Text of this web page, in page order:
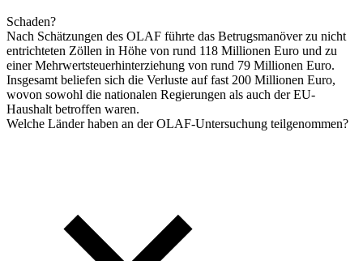
Schaden?
Nach Schätzungen des OLAF führte das Betrugsmanöver zu nicht
entrichteten Zöllen in Höhe von rund 118 Millionen Euro und zu
einer Mehrwertsteuerhinterziehung von rund 79 Millionen Euro.
Insgesamt beliefen sich die Verluste auf fast 200 Millionen Euro,
wovon sowohl die nationalen Regierungen als auch der EU-
Haushalt betroffen waren.
Welche Länder haben an der OLAF-Untersuchung teilgenommen?